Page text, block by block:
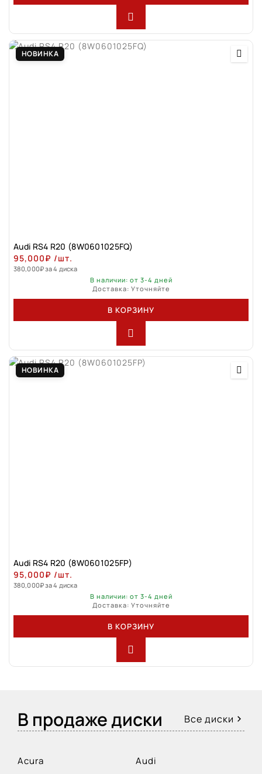
НОВИНКА
Audi RS4 R20 (8W0601025FQ)
95,000₽ /шт.
380,000₽за 4 диска
В наличии: от 3-4 дней
Доставка: Уточняйте
В КОРЗИНУ
НОВИНКА
Audi RS4 R20 (8W0601025FP)
95,000₽ /шт.
380,000₽за 4 диска
В наличии: от 3-4 дней
Доставка: Уточняйте
В КОРЗИНУ
В продаже диски Все диски
Acura
Audi